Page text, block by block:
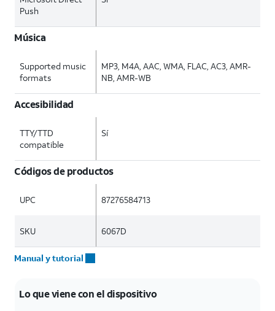
Push
Música
Supported music
formats
MP3, M4A, AAC, WMA, FLAC, AC3, AMR-
NB, AMR-WB
Accesibilidad
TTY/TTD
compatible
Sí
Códigos de productos
UPC 87276584713
SKU 6067D
Manual y tutorial
Lo que viene con el dispositivo